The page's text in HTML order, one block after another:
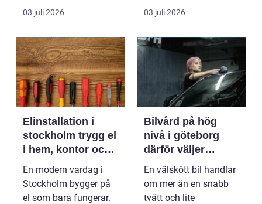
kemiskt...
03 juli 2026
och kablar...
03 juli 2026
Elinstallation i
stockholm trygg el
i hem, kontor och
industri
En modern vardag i
Stockholm bygger på
el som bara fungerar.
Bilvård på hög
nivå i göteborg
därför väljer
många ditec
En välskött bil handlar
om mer än en snabb
tvätt och lite